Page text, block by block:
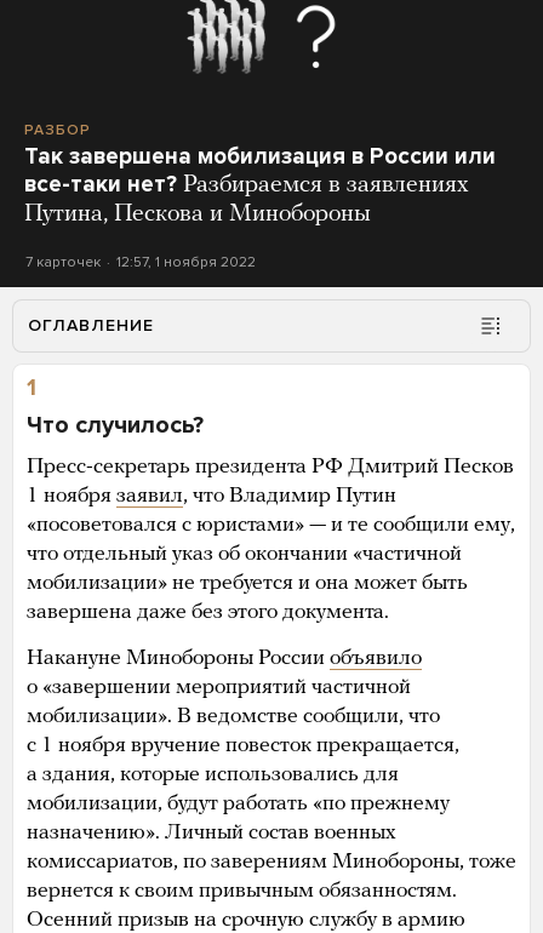
РАЗБОР
Так завершена мобилизация в России или
все-таки нет? Разбираемся в заявлениях
Путина, Пескова и Минобороны
7 карточек 12:57, 1 ноября 2022
ОГЛАВЛЕНИЕ
1
Что случилось?
Пресс-секретарь президента РФ Дмитрий Песков
1 ноября заявил, что Владимир Путин
«посоветовался с юристами» — и те сообщили ему,
что отдельный указ об окончании «частичной
мобилизации» не требуется и она может быть
завершена даже без этого документа.
Накануне Минобороны России объявило
о «завершении мероприятий частичной
мобилизации». В ведомстве сообщили, что
с 1 ноября вручение повесток прекращается,
а здания, которые использовались для
мобилизации, будут работать «по прежнему
назначению». Личный состав военных
комиссариатов, по заверениям Минобороны, тоже
вернется к своим привычным обязанностям.
Осенний призыв на срочную службу в армию